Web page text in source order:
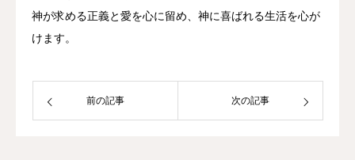
神が求める正義と愛を心に留め、神に喜ばれる生活を心が
けます。
前の記事 次の記事